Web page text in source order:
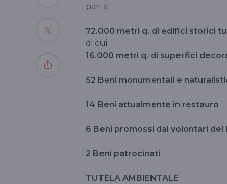
pari a
72.000 metri q. di edifici storici
di cui
16.000 metri q. di superfici
52 Beni monumentali e
14 Beni attualmente in restauro
6 Beni promossi dai volontari del
2 Beni patrocinati
TUTELA AMBIENTALE